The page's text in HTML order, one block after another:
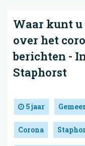
Waar kunt
over het
berichten -
Staphorst
5 jaar
Corona